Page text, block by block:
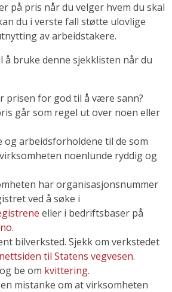
på pris når du velger hvem du skal
du i verste fall støtte ulovlige
av arbeidstakere.
bruke denne sjekklisten når du
prisen for god til å være sann?
går som regel ut over noen eller
og arbeidsforholdene til de som
noenlunde ryddig og
har organisasjonsnummer
ved å søke i
eller i bedriftsbaser på
.
bilverksted. Sjekk om verkstedet
nettsiden til Statens vegvesen.
og be om kvittering.
mistanke om at virksomheten